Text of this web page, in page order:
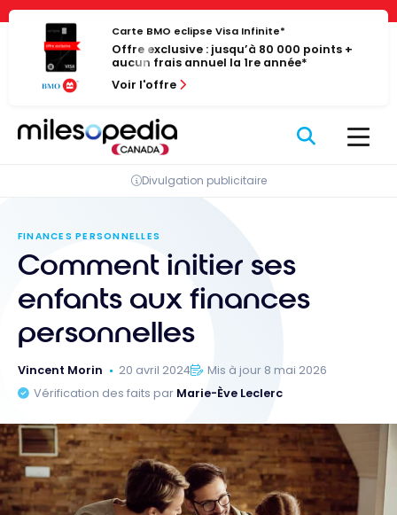
Panneau de gestion des cookies
Passer
contenu
Carte BMO eclipse Visa Infinite*
Offre exclusive : jusqu’à 80 000 points +
aucun frais annuel la 1re année*
Voir l'offre
Divulgation publicitaire
FINANCES PERSONNELLES
Comment initier ses
enfants aux finances
personnelles
Vincent Morin 20 avril 2024
Mis à jour 8 mai 2026
Vérification des faits par Marie-Ève Leclerc